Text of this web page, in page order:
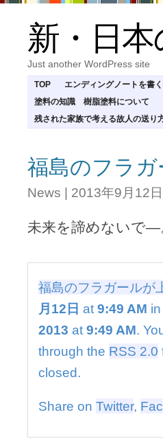
新・日
Just another WordPress site
TOP エンディングノートを書く
塗料の知識 樹脂塗料について
残された家族で考える故人の送り
福島のフラ
News | 2013年9月12日
未来を諦めないで―
福島のフラガールが
月12日 at 9:49 AM in
2013 at 9:49 AM.
through the RSS 2.0
closed.
Share on Twitter,